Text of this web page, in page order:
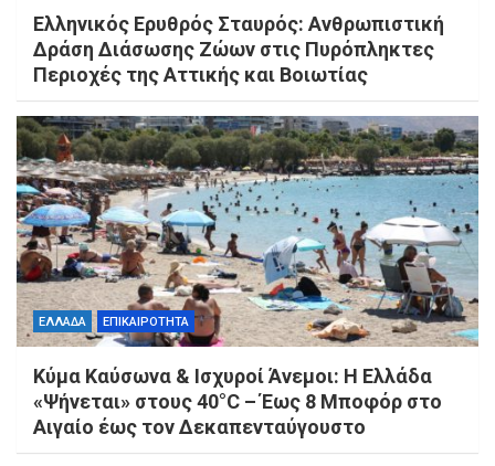
Ελληνικός Ερυθρός Σταυρός: Ανθρωπιστική
Δράση Διάσωσης Ζώων στις Πυρόπληκτες
Περιοχές της Αττικής και Βοιωτίας
ΕΛΛΑΔΑ ΕΠΙΚΑΙΡΟΤΗΤΑ
Κύμα Καύσωνα & Ισχυροί Άνεμοι: Η Ελλάδα
«Ψήνεται» στους 40°C – Έως 8 Μποφόρ στο
Αιγαίο έως τον Δεκαπενταύγουστο